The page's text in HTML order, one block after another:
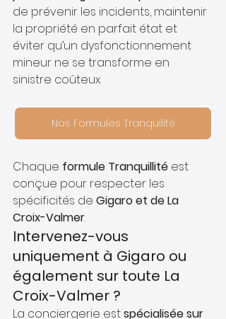
de prévenir les incidents, maintenir
la propriété en parfait état et
éviter qu’un dysfonctionnement
mineur ne se transforme en
sinistre coûteux.
Nos Formules Tranquilité
Chaque formule Tranquillité est
conçue pour respecter les
spécificités de Gigaro et de La
Croix-Valmer.
Intervenez-vous
uniquement à Gigaro ou
également sur toute La
Croix-Valmer ?
La conciergerie est spécialisée sur